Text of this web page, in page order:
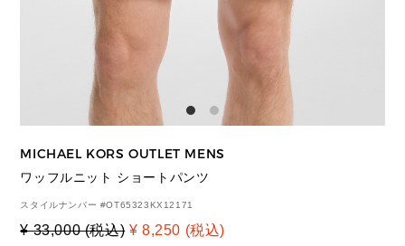
MICHAEL KORS OUTLET MENS
ワッフルニット ショートパンツ
スタイルナンバー #OT65323KX12171
¥ 33,000 (税込) ¥ 8,250 (税込)